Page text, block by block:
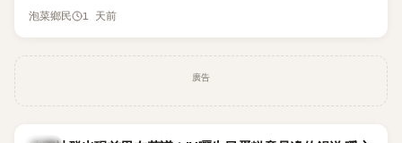
原因，希望他們能更認真地表演。
泡菜鄉民 1 天前
廣告